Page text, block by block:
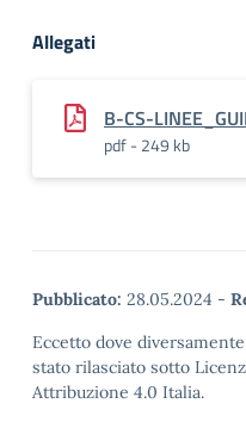
Allegati
B-CS-
pdf - 249 kb
Pubblicato: 28.05.2024 -
Eccetto dove
stato rilasciato sotto
Attribuzione 4.0 Italia.